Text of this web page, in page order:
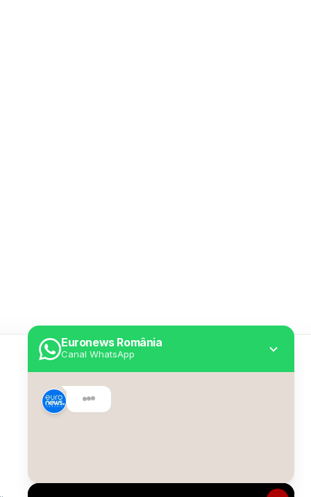
Euronews România
Canal WhatsApp
Despre Euronews